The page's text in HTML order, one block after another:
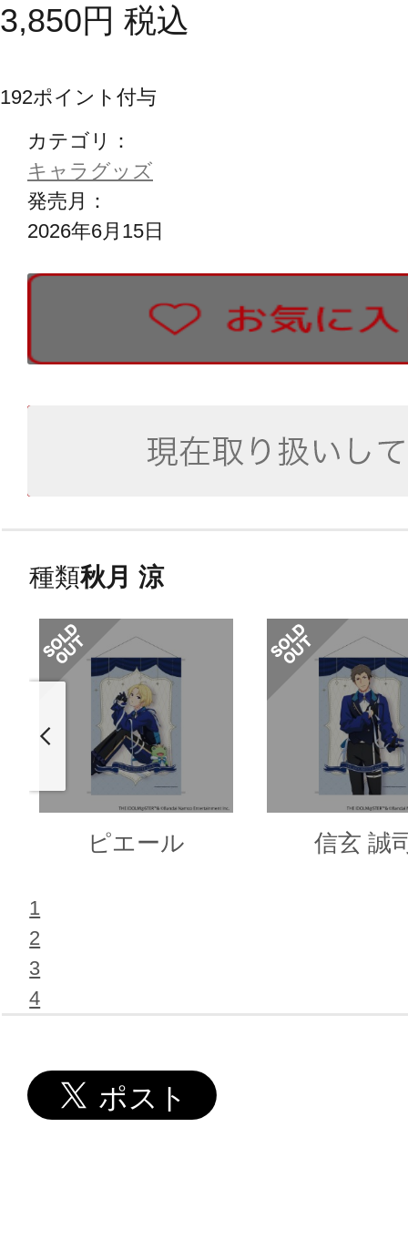
3,850円 税込
192ポイント付与
カテゴリ：
キャラグッズ
発売月：
2026年6月15日
種類秋月 涼
ピエール 信玄 誠
1
2
3
4